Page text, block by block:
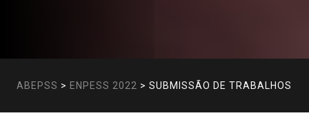
ABEPSS > ENPESS 2022 > SUBMISSÃO DE TRABALHOS